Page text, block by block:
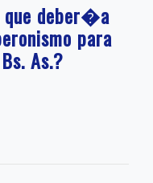
deber�a
para
As.?